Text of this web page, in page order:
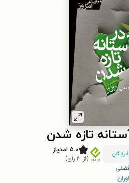
تازه شدن
رایگان
۵.۰ امتیاز
(از ۳ رأی)